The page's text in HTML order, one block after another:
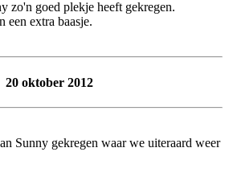
zo'n goed plekje heeft gekregen.
een extra baasje.
20 oktober 2012
Sunny gekregen waar we uiteraard weer